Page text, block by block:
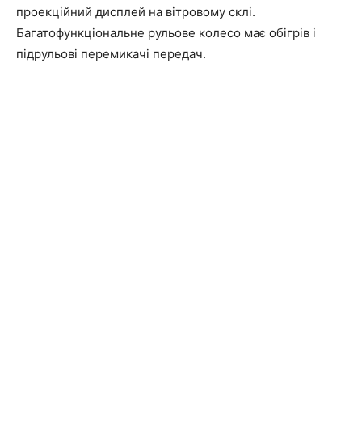
проекційний дисплей на вітровому склі.
Багатофункціональне рульове колесо має обігрів і
підрульові перемикачі передач.